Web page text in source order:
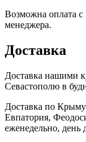
Возможна оплата
менеджера.
Доставка
Доставка нашими
Севастополю в
Доставка по
Евпатория,
еженедельно, день